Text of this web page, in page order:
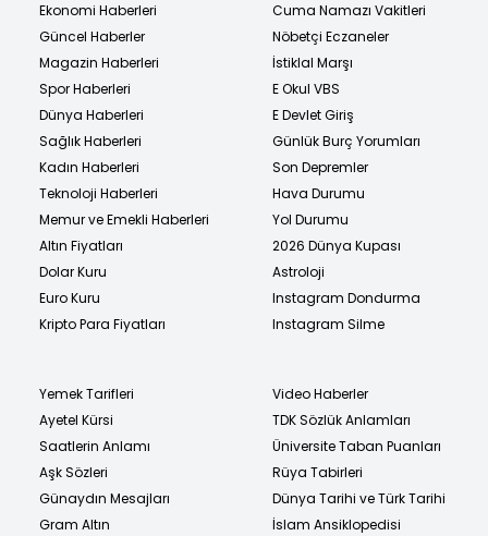
Ekonomi Haberleri
Güncel Haberler
Magazin Haberleri
Spor Haberleri
Dünya Haberleri
Sağlık Haberleri
Kadın Haberleri
Teknoloji Haberleri
Memur ve Emekli Haberleri
Altın Fiyatları
Dolar Kuru
Euro Kuru
Kripto Para Fiyatları
Cuma Namazı Vakitleri
Nöbetçi Eczaneler
İstiklal Marşı
E Okul VBS
E Devlet Giriş
Günlük Burç Yorumları
Son Depremler
Hava Durumu
Yol Durumu
2026 Dünya Kupası
Astroloji
Instagram Dondurma
Instagram Silme
Yemek Tarifleri
Ayetel Kürsi
Saatlerin Anlamı
Aşk Sözleri
Günaydın Mesajları
Gram Altın
Video Haberler
TDK Sözlük Anlamları
Üniversite Taban Puanları
Rüya Tabirleri
Dünya Tarihi ve Türk Tarihi
İslam Ansiklopedisi